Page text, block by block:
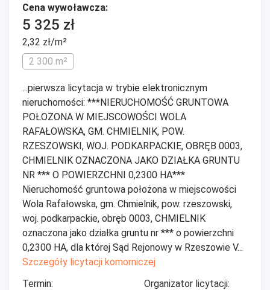
Cena wywoławcza:
5 325 zł
2,32 zł/m²
2 300 m²
...pierwsza licytacja w trybie elektronicznym
nieruchomości: ***NIERUCHOMOŚĆ GRUNTOWA
POŁOŻONA W MIEJSCOWOŚCI WOLA
RAFAŁOWSKA, GM. CHMIELNIK, POW.
RZESZOWSKI, WOJ. PODKARPACKIE, OBRĘB 0003,
CHMIELNIK OZNACZONA JAKO DZIAŁKA GRUNTU
NR *** O POWIERZCHNI 0,2300 HA***
Nieruchomość gruntowa położona w miejscowości
Wola Rafałowska, gm. Chmielnik, pow. rzeszowski,
woj. podkarpackie, obręb 0003, CHMIELNIK
oznaczona jako działka gruntu nr *** o powierzchni
0,2300 HA, dla której Sąd Rejonowy w Rzeszowie V...
Szczegóły licytacji komorniczej
Termin:
Organizator licytacji: